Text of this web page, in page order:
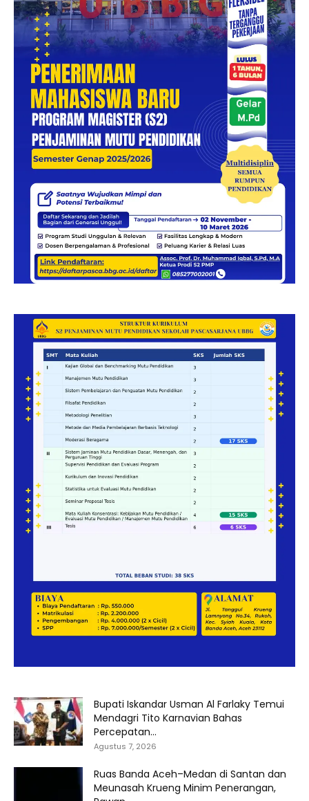
Bupati Iskandar Usman Al Farlaky Temui
Mendagri Tito Karnavian Bahas
Percepatan...
Agustus 7, 2026
Ruas Banda Aceh–Medan di Santan dan
Meunasah Krueng Minim Penerangan,